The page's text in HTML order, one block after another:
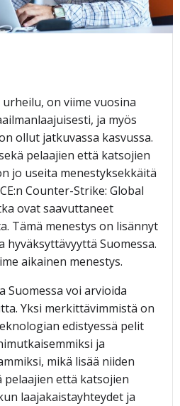
on viime vuosina
ja myös
ollut jatkuvassa kasvussa.
pelaajien että katsojien
jo useita menestyksekkäitä
Counter-Strike: Global
ovat saavuttaneet
Tämä menestys on lisännyt
Suomessa.
aikainen menestys.
Suomessa voi arvioida
Yksi merkittävimmistä on
edistyessä pelit
ja
mikä lisää niiden
että katsojien
laajakaistayhteydet ja